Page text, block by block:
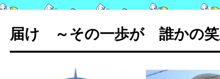
テ
ン
届け ～その一歩が 誰かの笑